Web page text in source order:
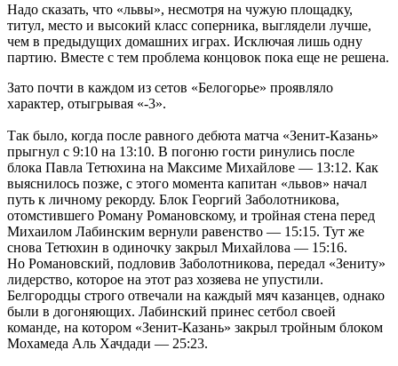
Надо сказать, что «львы», несмотря на чужую площадку,
титул, место и высокий класс соперника, выглядели лучше,
чем в предыдущих домашних играх. Исключая лишь одну
партию. Вместе с тем проблема концовок пока еще не решена.
Зато почти в каждом из сетов «Белогорье» проявляло
характер, отыгрывая «-3».
Так было, когда после равного дебюта матча «Зенит-Казань»
прыгнул с 9:10 на 13:10. В погоню гости ринулись после
блока Павла Тетюхина на Максиме Михайлове — 13:12. Как
выяснилось позже, с этого момента капитан «львов» начал
путь к личному рекорду. Блок Георгий Заболотникова,
отомстившего Роману Романовскому, и тройная стена перед
Михаилом Лабинским вернули равенство — 15:15. Тут же
снова Тетюхин в одиночку закрыл Михайлова — 15:16.
Но Романовский, подловив Заболотникова, передал «Зениту»
лидерство, которое на этот раз хозяева не упустили.
Белгородцы строго отвечали на каждый мяч казанцев, однако
были в догоняющих. Лабинский принес сетбол своей
команде, на котором «Зенит-Казань» закрыл тройным блоком
Мохамеда Аль Хачдади — 25:23.